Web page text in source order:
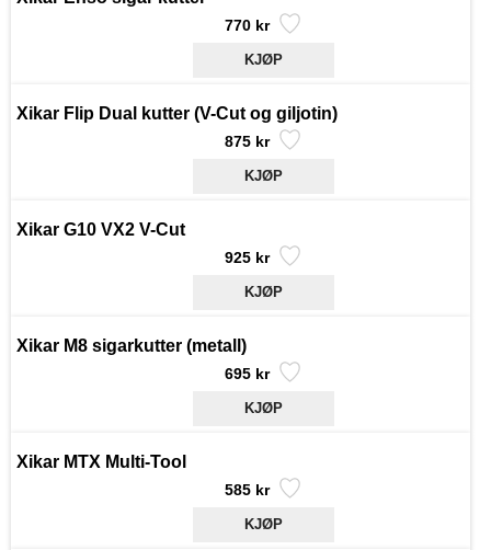
770 kr
Xikar Flip Dual kutter (V-Cut og giljotin)
875 kr
Xikar G10 VX2 V-Cut
925 kr
Xikar M8 sigarkutter (metall)
695 kr
Xikar MTX Multi-Tool
585 kr